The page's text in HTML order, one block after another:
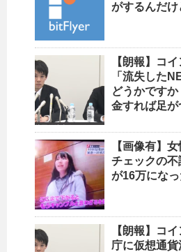
がするんだけ
【朗報】コ
「流失した
どうかです
金すれば足が
【画像有】
チェックの
が16万になっ
【朗報】コ
庁に仮想通